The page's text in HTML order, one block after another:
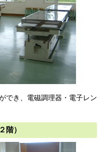
でき、電磁調理器・電子レン
階）